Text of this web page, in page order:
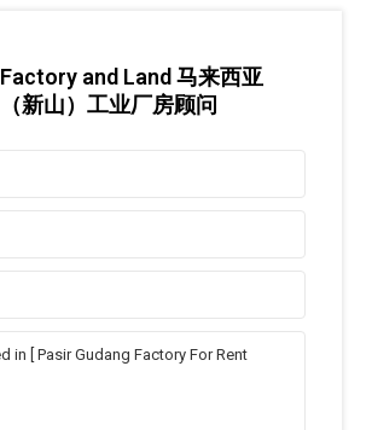
Factory and Land 马来西亚
（新山）工业厂房顾问